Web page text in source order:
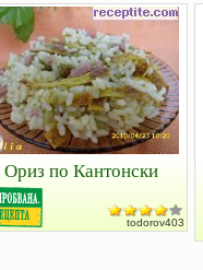
Ориз по Кантонски
todorov403